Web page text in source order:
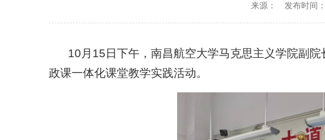
来源： 发布时间
10月15日下午，南昌航空大学马克思主义学院副
政课一体化课堂教学实践活动。